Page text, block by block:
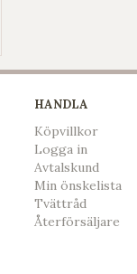
HANDLA
Köpvillkor
Logga in
Avtalskund
Min önskelista
Tvättråd
Återförsäljare